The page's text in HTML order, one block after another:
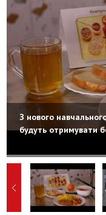
З нового
будуть отримувати